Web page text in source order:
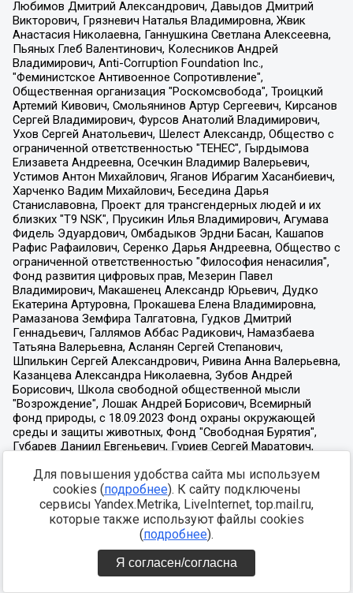
Для повышения удобства сайта мы используем
cookies (подробнее). К сайту подключены
сервисы Yandex.Metrika, LiveInternet, top.mail.ru,
которые также используют файлы cookies
(подробнее).
Я согласен/согласна